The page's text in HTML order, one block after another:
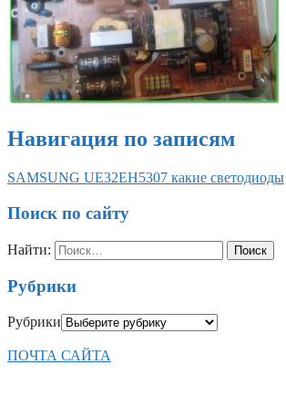
Навигация по записям
SAMSUNG UE32EH5307 какие светодиоды
Поиск по сайту
Найти:
Рубрики
Рубрики
ПОЧТА САЙТА